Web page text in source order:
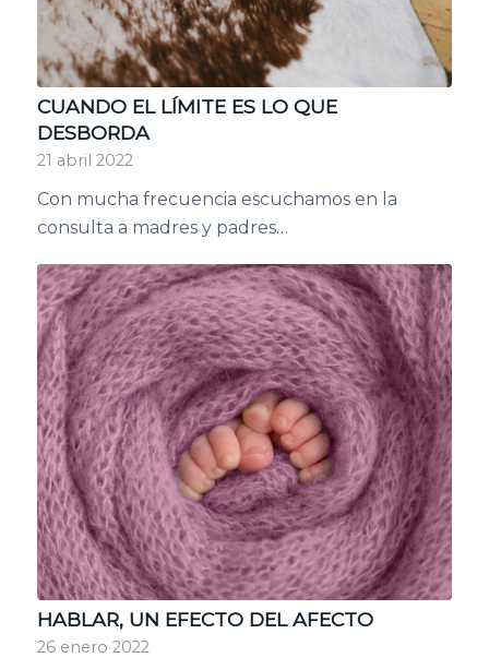
CUANDO EL LÍMITE ES LO QUE
DESBORDA
21 abril 2022
Con mucha frecuencia escuchamos en la
consulta a madres y padres…
HABLAR, UN EFECTO DEL AFECTO
26 enero 2022